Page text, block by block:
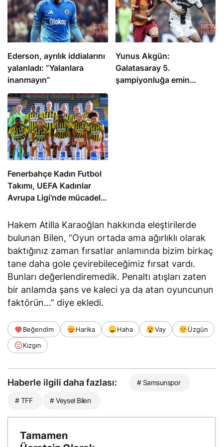
Ederson, ayrılık iddialarını
yalanladı: “Yalanlara
inanmayın”
Yunus Akgün:
Galatasaray 5.
şampiyonluğa emin
Fenerbahçe Kadın Futbol
Takımı, UEFA Kadınlar
Avrupa Ligi’nde mücadele
Hakem Atilla Karaoğlan hakkında eleştirilerde
bulunan Bilen, “Oyun ortada ama ağırlıklı olarak
baktığınız zaman fırsatlar anlamında bizim birkaç
tane daha gole çevirebileceğimiz fırsat vardı.
Bunları değerlendiremedik. Penaltı atışları zaten
bir anlamda şans ve kaleci ya da atan oyuncunun
faktörün…” diye ekledi.
Beğendim Harika Haha Vay
Üzgün
Kızgın
Haberle ilgili daha fazlası: # Samsunspor
# TFF # Veysel Bilen
Tamamen